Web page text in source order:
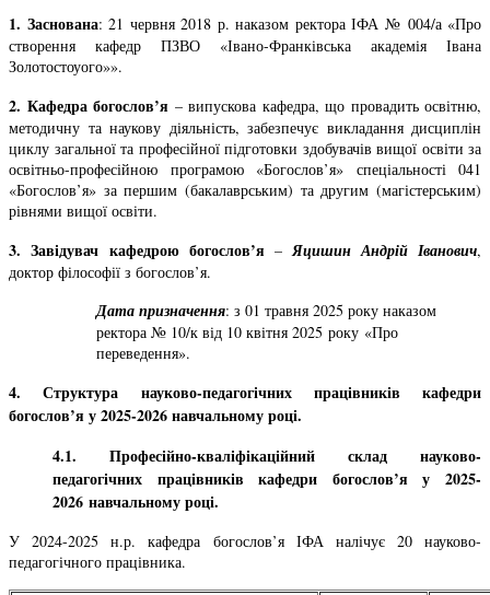
1. Заснована: 21 червня 2018 р. наказом ректора ІФА № 004/а «Про
створення кафедр ПЗВО «Івано-Франківська академія Івана
Золотостоуого»».
2. Кафедра богослов’я – випускова кафедра, що провадить освітню,
методичну та наукову діяльність, забезпечує викладання дисциплін
циклу загальної та професійної підготовки здобувачів вищої освіти за
освітньо-професійною програмою «Богослов’я» спеціальності 041
«Богослов’я» за першим (бакалаврським) та другим (магістерським)
рівнями вищої освіти.
3. Завідувач кафедрою богослов’я –Яцишин Андрій Іванович,
доктор філософії з богослов’я.
Дата призначення: з 01 травня 2025 року наказом
ректора № 10/к від 10 квітня 2025 року «Про
переведення».
4. Структура науково-педагогічних працівників кафедри
богослов’яу 2025-2026 навчальному році.
4.1. Професійно-кваліфікаційний склад науково-
педагогічних працівників кафедри богослов’я у 2025-
2026 навчальному році.
У 2024-2025 н.р. кафедра богослов’я ІФА налічує 20 науково-
педагогічного працівника.